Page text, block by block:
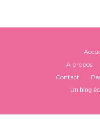
A propos
Contact
Un blog